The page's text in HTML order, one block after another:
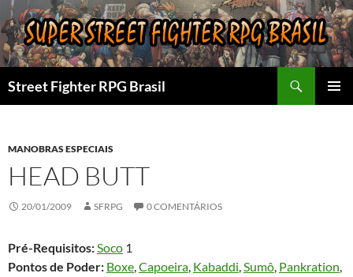
Pular
para
o
conteúdo
Street Fighter RPG Brasil
MANOBRAS ESPECIAIS
HEAD BUTT
20/01/2009 SFRPG 0 COMENTÁRIOS
Pré-Requisitos:Soco 1
Pontos de Poder: Boxe,Capoeira, Kabaddi,Sumô, Pankration,